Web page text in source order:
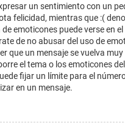
un sentimiento con un
felicidad, mientras que :(
emoticones puede verse en
de no abusar del uso de
que un mensaje se vuelva
el tema o los emoticones
fijar un límite para el
en un mensaje.